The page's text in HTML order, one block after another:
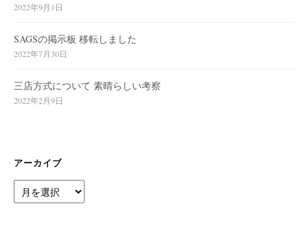
2022年9月1日
SAGSの掲示板 移転しました
2022年7月30日
三店方式について 素晴らしい考察
2022年2月9日
アーカイブ
ー